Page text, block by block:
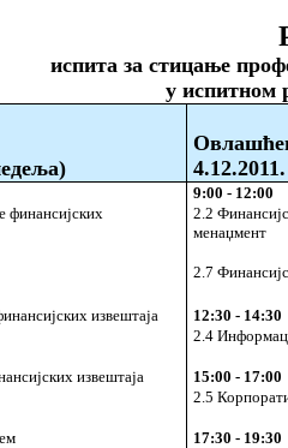
испита за стицање
у испитном
4.12
9:00 - 12:00
финансијских
2.2
менаџмент
2.7
извештаја
12:30 - 14:30
2.4
извештаја
15:00 - 17:00
2.5
17:30 - 19:30